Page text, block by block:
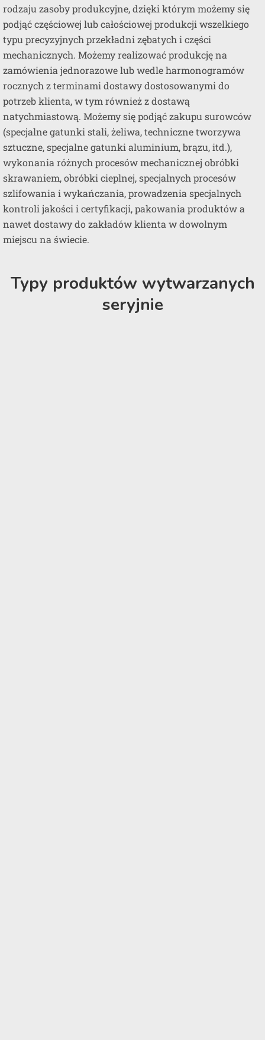
rodzaju zasoby produkcyjne, dzięki którym możemy się
podjąć częściowej lub całościowej produkcji wszelkiego
typu precyzyjnych przekładni zębatych i części
mechanicznych. Możemy realizować produkcję na
zamówienia jednorazowe lub wedle harmonogramów
rocznych z terminami dostawy dostosowanymi do
potrzeb klienta, w tym również z dostawą
natychmiastową. Możemy się podjąć zakupu surowców
(specjalne gatunki stali, żeliwa, techniczne tworzywa
sztuczne, specjalne gatunki aluminium, brązu, itd.),
wykonania różnych procesów mechanicznej obróbki
skrawaniem, obróbki cieplnej, specjalnych procesów
szlifowania i wykańczania, prowadzenia specjalnych
kontroli jakości i certyfikacji, pakowania produktów a
nawet dostawy do zakładów klienta w dowolnym
miejscu na świecie.
Typy produktów wytwarzanych
seryjnie